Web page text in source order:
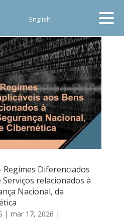
English
Diferenciados
relacionados à
Nacional, da
| mar 17, 2026 |